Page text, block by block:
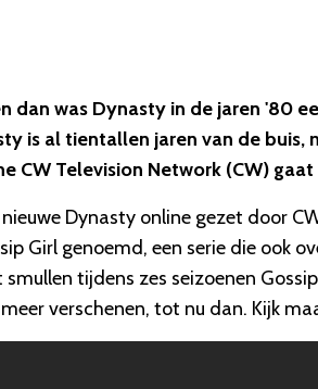
dan was Dynasty in de jaren '80
is al tientallen jaren van de buis,
CW Television Network (CW)
Dynasty online gezet door
Girl genoemd, een serie die ook
tijdens zes seizoenen
verschenen, tot nu dan. Kijk